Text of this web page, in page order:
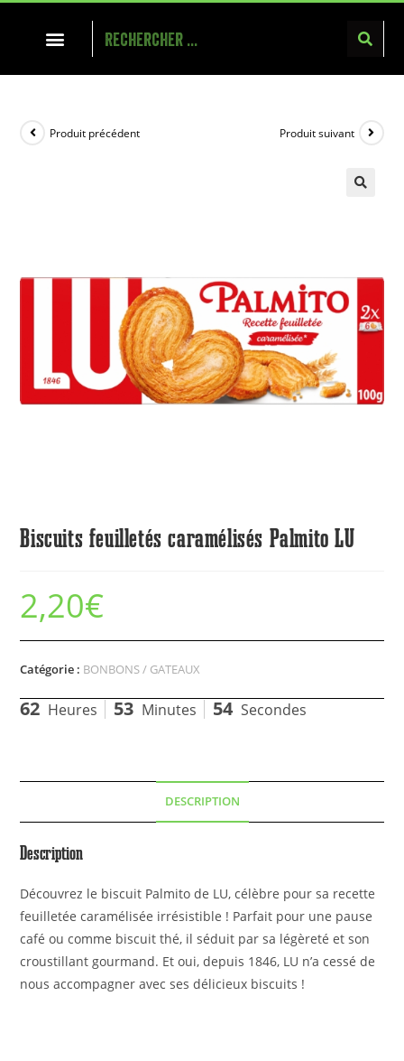
Produit précédent Produit suivant
Biscuits feuilletés caramélisés Palmito LU
2,20€
Catégorie : BONBONS / GATEAUX
62 Heures 53 Minutes 54 Secondes
DESCRIPTION
Description
Découvrez le biscuit Palmito de LU, célèbre pour sa recette
feuilletée caramélisée irrésistible ! Parfait pour une pause
café ou comme biscuit thé, il séduit par sa légèreté et son
croustillant gourmand. Et oui, depuis 1846, LU n’a cessé de
nous accompagner avec ses délicieux biscuits !